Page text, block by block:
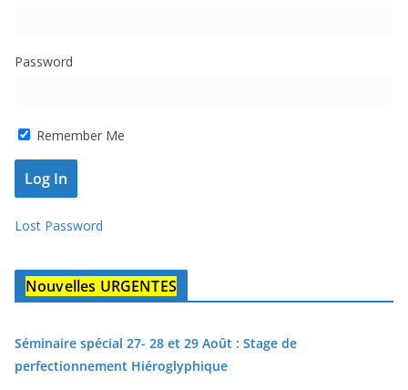
Password
Remember Me
Lost Password
Nouvelles URGENTES
Séminaire spécial 27- 28 et 29 Août : Stage de
perfectionnement Hiéroglyphique